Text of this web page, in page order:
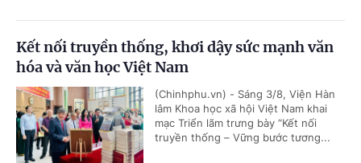
Kết nối truyền thống, khơi dậy sức mạnh văn
hóa và văn học Việt Nam
(Chinhphu.vn) - Sáng 3/8, Viện Hàn
lâm Khoa học xã hội Việt Nam khai
mạc Triển lãm trưng bày “Kết nối
truyền thống – Vững bước tương...